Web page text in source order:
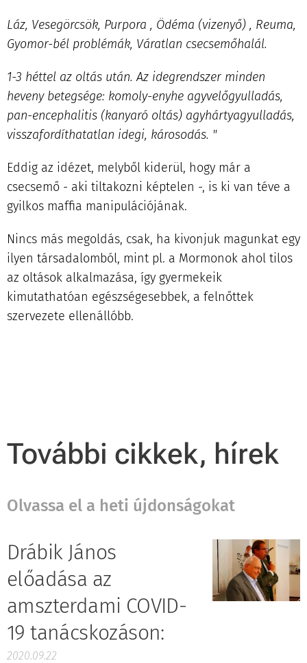
Láz, Vesegörcsök, Purpora , Ödéma (vizenyő) , Reuma,
Gyomor-bél problémák, Váratlan csecsemőhalál.
1-3 héttel az oltás után. Az idegrendszer minden
heveny betegsége: komoly-enyhe agyvelőgyulladás,
pan-encephalitis (kanyaró oltás) agyhártyagyulladás,
visszafordíthatatlan idegi, károsodás. "
Eddig az idézet, melyből kiderül, hogy már a
csecsemő - aki tiltakozni képtelen -, is ki van téve a
gyilkos maffia manipulációjának.
Nincs más megoldás, csak, ha kivonjuk magunkat egy
ilyen társadalomból, mint pl. a Mormonok ahol tilos
az oltások alkalmazása, így gyermekeik
kimutathatóan egészségesebbek, a felnőttek
szervezete ellenállóbb.
További cikkek, hírek
Olvassa el a heti újdonságokat
Drábik János
előadása az
amszterdami COVID-
19 tanácskozáson:
2020.09.22